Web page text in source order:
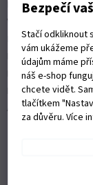
Bezpečí
Stačí odkliknout
vám ukážeme
údajům máme
náš e-shop
chcete vidět.
tlačítkem
za důvěru. Více
Platební možnosti
Vrácení zboží a
Nákup na splátky
ISO 9001:2015
Politika kvality
Předváděcí stroje
Autorizovaný servis